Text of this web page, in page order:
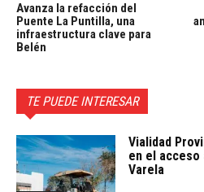
Avanza la refacción del
Puente La Puntilla, una
infraestructura clave para
Belén
TE PUEDE INTERESAR
Vialidad
en el
Varela